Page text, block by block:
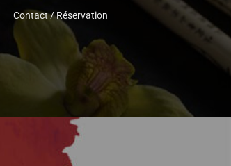
Contact / Réservation